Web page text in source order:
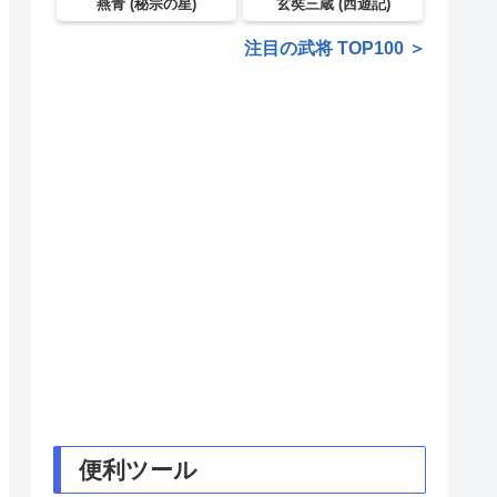
燕青 (秘宗の星) 玄奘三蔵 (西遊記)
注目の武将 TOP100 ＞
便利ツール